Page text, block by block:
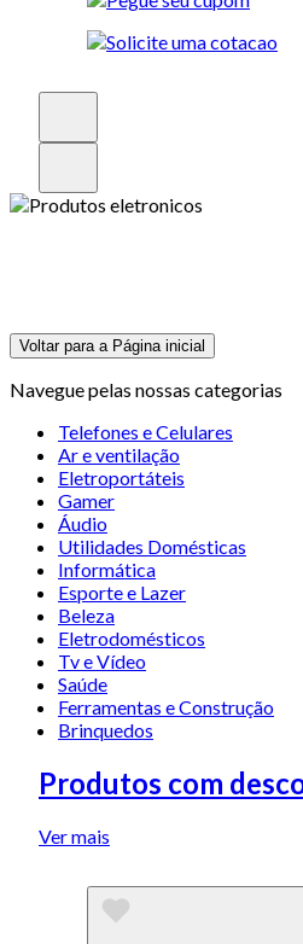
Voltar para a Página inicial
Navegue pelas nossas categorias
Telefones e Celulares
Ar e ventilação
Eletroportáteis
Gamer
Áudio
Utilidades Domésticas
Informática
Esporte e Lazer
Beleza
Eletrodomésticos
Tv e Vídeo
Saúde
Ferramentas e Construção
Brinquedos
Produtos com
Ver mais